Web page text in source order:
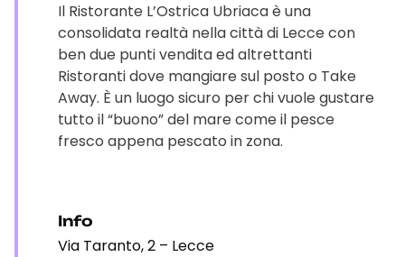
Il Ristorante L’Ostrica Ubriaca è una
consolidata realtà nella città di Lecce con
ben due punti vendita ed altrettanti
Ristoranti dove mangiare sul posto o Take
Away. È un luogo sicuro per chi vuole gustare
tutto il “buono” del mare come il pesce
fresco appena pescato in zona.
Info
Via Taranto, 2 – Lecce